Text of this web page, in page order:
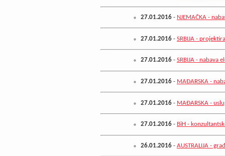
27.01.2016 - NJEMAČKA -
27.01.2016 - SRBIJA -
27.01.2016 - SRBIJA - nabava
27.01.2016 - MAĐARSKA -
27.01.2016 - MAĐARSKA -
27.01.2016 - BiH -
26.01.2016 - AUSTRALIJA -